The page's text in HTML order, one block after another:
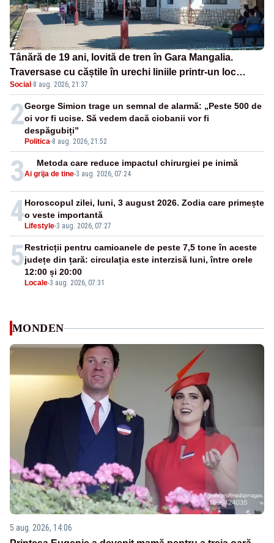
Tânără de 19 ani, lovită de tren în Gara Mangalia.
Traversase cu căștile în urechi liniile printr-un loc
nepermis
Social ·8 aug. 2026, 21:37
2
Politica-8 aug. 2026, 21:52
George Simion trage un semnal de alarmă: „Peste 500 de
oi vor fi ucise. Să vedem dacă ciobanii vor fi
despăgubiți”
3Ai grija de tine-3 aug. 2026, 07:24
Metoda care reduce impactul chirurgiei pe inimă
4 Lifestyle-3 aug. 2026, 07:27
Horoscopul zilei, luni, 3 august 2026. Zodia care primește
o veste importantă
5
Locale-3 aug. 2026, 07:31
Restricții pentru camioanele de peste 7,5 tone în aceste
județe din țară: circulația este interzisă luni, între orele
12:00 și 20:00
MONDEN
5 aug. 2026, 14:06